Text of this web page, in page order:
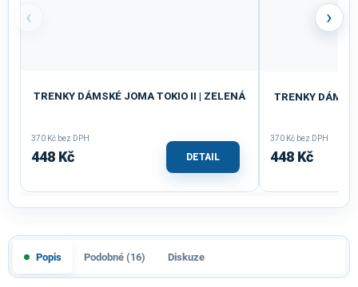
‹
TRENKY DÁMSKÉ JOMA TOKIO II | ZELENÁ
370 Kč bez DPH
448 Kč DETAIL
TRENKY
370 Kč bez DPH
448 Kč
›
Popis Podobné (16) Diskuze